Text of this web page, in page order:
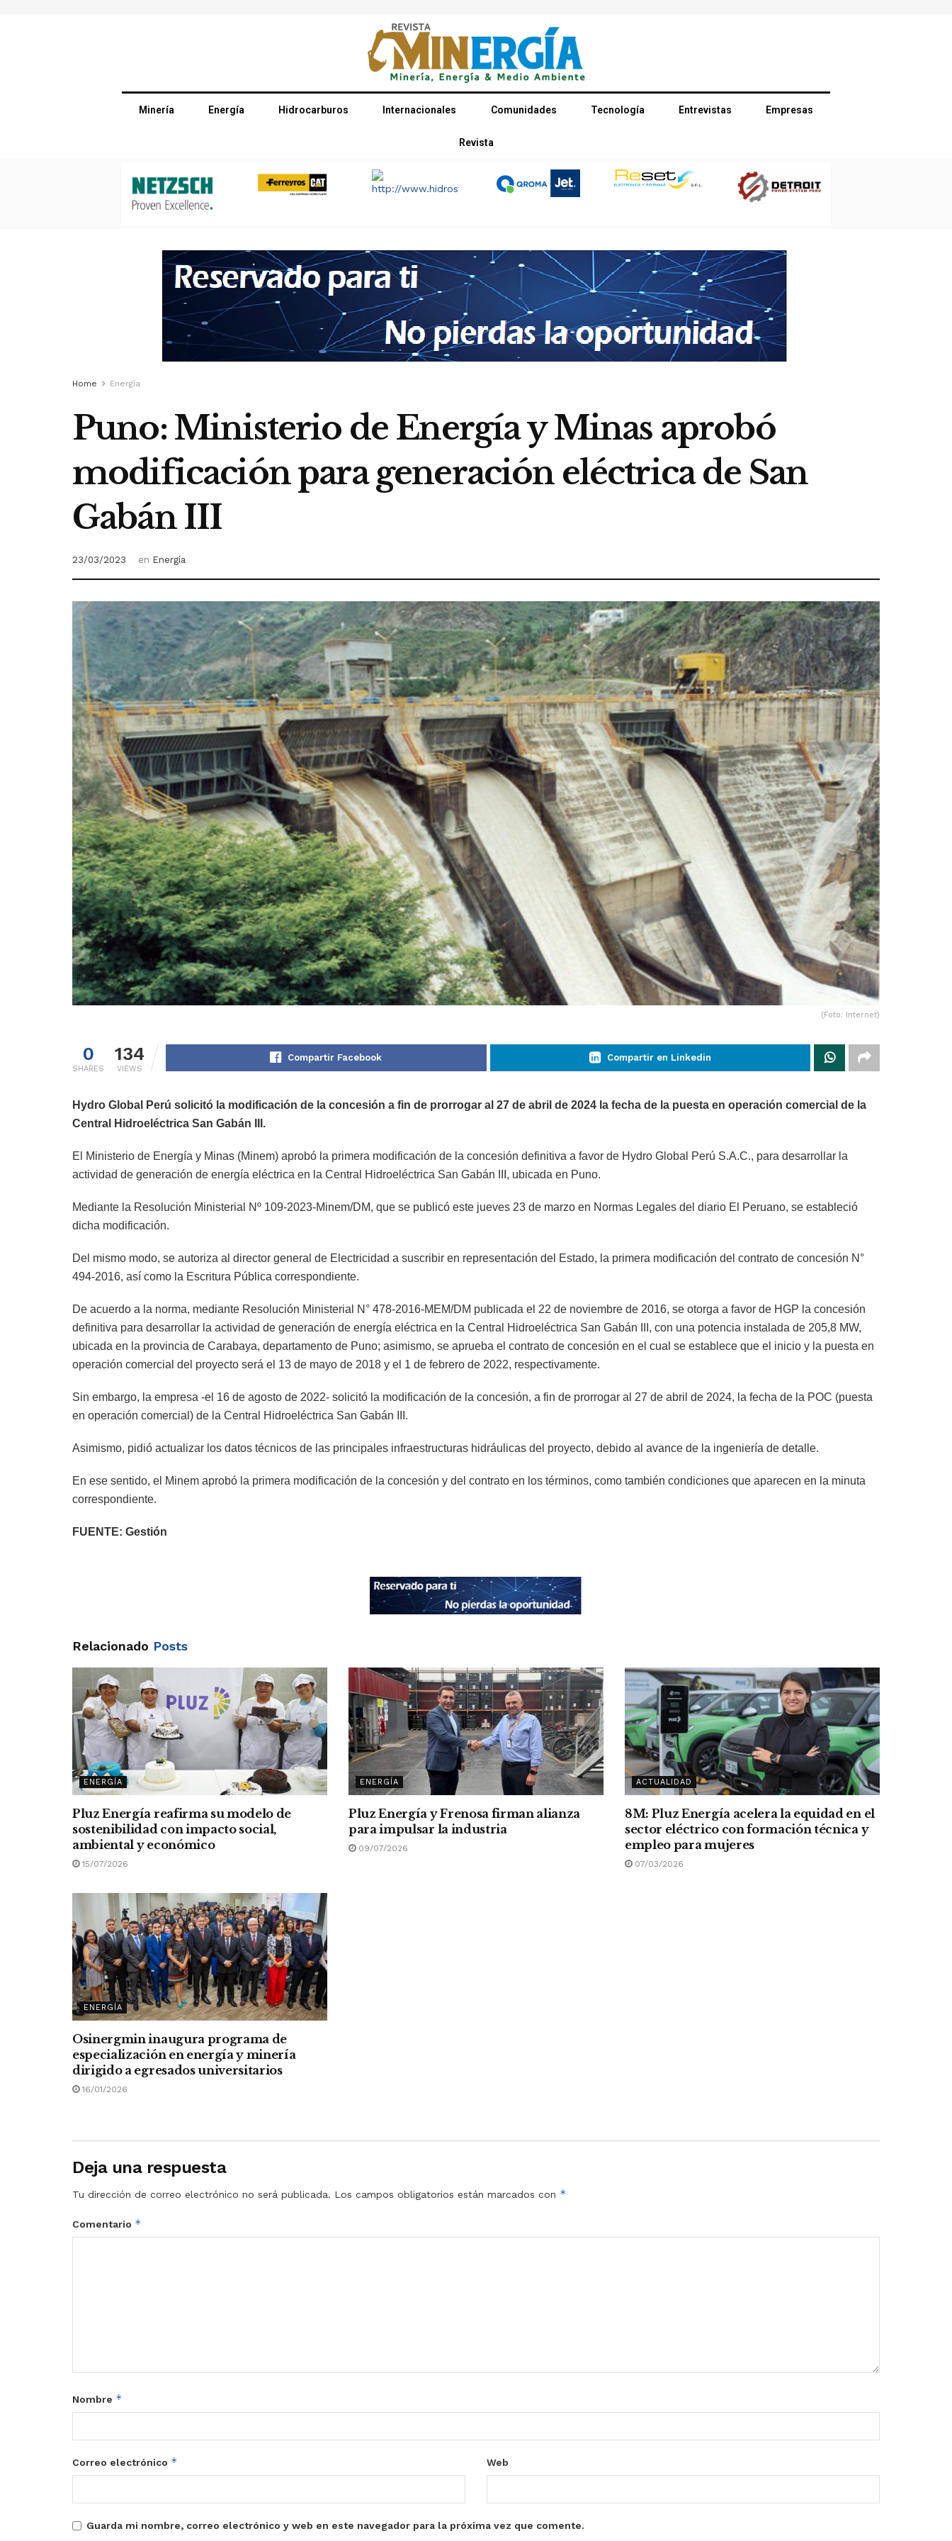
Minería Energía Hidrocarburos Internacionales Comunidades Tecnología Entrevistas Empresas
Revista
Home Energía
Puno: Ministerio de Energía y Minas aprobó
modificación para generación eléctrica de San
Gabán III
23/03/2023 en Energía
(Foto: Internet)
0
SHARES
134
VIEWS
Compartir Facebook Compartir en Linkedin
Hydro Global Perú solicitó la modificación de la concesión a fin de prorrogar al 27 de abril de 2024 la fecha de la puesta en operación comercial de la
Central Hidroeléctrica San Gabán III.
El Ministerio de Energía y Minas (Minem) aprobó la primera modificación de la concesión definitiva a favor de Hydro Global Perú S.A.C., para desarrollar la
actividad de generación de energía eléctrica en la Central Hidroeléctrica San Gabán III, ubicada en Puno.
Mediante la Resolución Ministerial Nº 109-2023-Minem/DM, que se publicó este jueves 23 de marzo en Normas Legales del diario El Peruano, se estableció
dicha modificación.
Del mismo modo, se autoriza al director general de Electricidad a suscribir en representación del Estado, la primera modificación del contrato de concesión N°
494-2016, así como la Escritura Pública correspondiente.
De acuerdo a la norma, mediante Resolución Ministerial N° 478-2016-MEM/DM publicada el 22 de noviembre de 2016, se otorga a favor de HGP la concesión
definitiva para desarrollar la actividad de generación de energía eléctrica en la Central Hidroeléctrica San Gabán III, con una potencia instalada de 205,8 MW,
ubicada en la provincia de Carabaya, departamento de Puno; asimismo, se aprueba el contrato de concesión en el cual se establece que el inicio y la puesta en
operación comercial del proyecto será el 13 de mayo de 2018 y el 1 de febrero de 2022, respectivamente.
Sin embargo, la empresa -el 16 de agosto de 2022- solicitó la modificación de la concesión, a fin de prorrogar al 27 de abril de 2024, la fecha de la POC (puesta
en operación comercial) de la Central Hidroeléctrica San Gabán III.
Asimismo, pidió actualizar los datos técnicos de las principales infraestructuras hidráulicas del proyecto, debido al avance de la ingeniería de detalle.
En ese sentido, el Minem aprobó la primera modificación de la concesión y del contrato en los términos, como también condiciones que aparecen en la minuta
correspondiente.
FUENTE: Gestión
Relacionado Posts
ENERGÍA
Pluz Energía reafirma su modelo de
sostenibilidad con impacto social,
ambiental y económico
15/07/2026
ENERGÍA
Pluz Energía y Frenosa firman alianza
para impulsar la industria
09/07/2026
ACTUALIDAD
8M: Pluz Energía acelera la equidad en el
sector eléctrico con formación técnica y
empleo para mujeres
07/03/2026
ENERGÍA
Osinergmin inaugura programa de
especialización en energía y minería
dirigido a egresados universitarios
16/01/2026
Deja una respuesta
Tu dirección de correo electrónico no será publicada. Los campos obligatorios están marcados con *
Comentario *
Nombre *
Correo electrónico * Web
Guarda mi nombre, correo electrónico y web en este navegador para la próxima vez que comente.